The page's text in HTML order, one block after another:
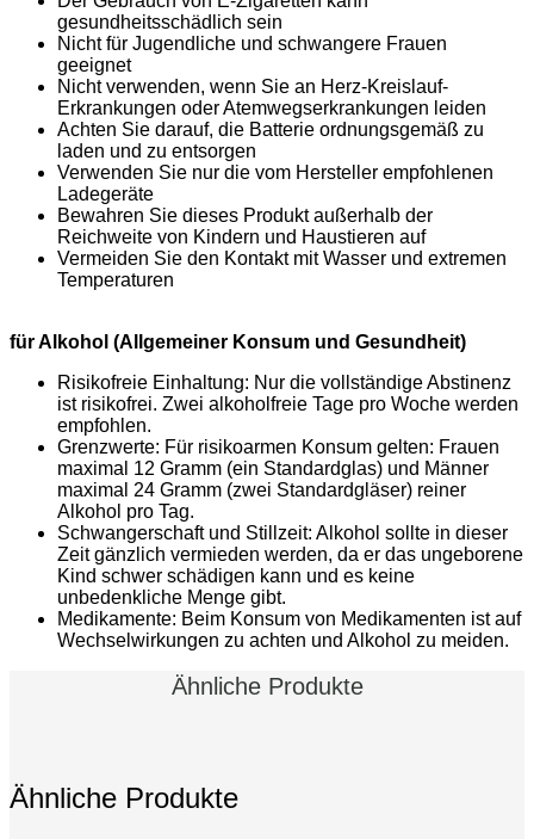
gesundheitsschädlich sein
Nicht für Jugendliche und schwangere Frauen
geeignet
Nicht verwenden, wenn Sie an Herz-Kreislauf-
Erkrankungen oder Atemwegserkrankungen leiden
Achten Sie darauf, die Batterie ordnungsgemäß zu
laden und zu entsorgen
Verwenden Sie nur die vom Hersteller empfohlenen
Ladegeräte
Bewahren Sie dieses Produkt außerhalb der
Reichweite von Kindern und Haustieren auf
Vermeiden Sie den Kontakt mit Wasser und extremen
Temperaturen
für Alkohol (Allgemeiner Konsum und Gesundheit)
Risikofreie Einhaltung: Nur die vollständige Abstinenz
ist risikofrei. Zwei alkoholfreie Tage pro Woche werden
empfohlen.
Grenzwerte: Für risikoarmen Konsum gelten: Frauen
maximal 12 Gramm (ein Standardglas) und Männer
maximal 24 Gramm (zwei Standardgläser) reiner
Alkohol pro Tag.
Schwangerschaft und Stillzeit: Alkohol sollte in dieser
Zeit gänzlich vermieden werden, da er das ungeborene
Kind schwer schädigen kann und es keine
unbedenkliche Menge gibt.
Medikamente: Beim Konsum von Medikamenten ist auf
Wechselwirkungen zu achten und Alkohol zu meiden.
Ähnliche Produkte
Ähnliche Produkte